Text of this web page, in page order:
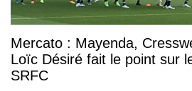
Mercato : Mayenda,
Loïc Désiré fait le point sur
SRFC